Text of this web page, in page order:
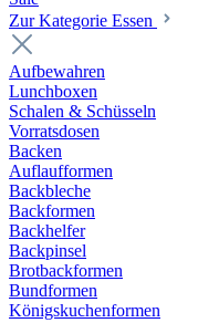
Zur Kategorie Essen
Aufbewahren
Lunchboxen
Schalen & Schüsseln
Vorratsdosen
Backen
Auflaufformen
Backbleche
Backformen
Backhelfer
Backpinsel
Brotbackformen
Bundformen
Königskuchenformen